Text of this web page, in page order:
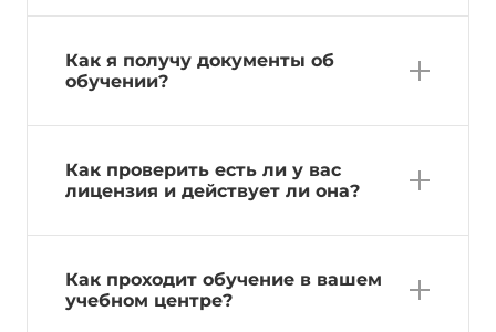
Как я получу документы об
обучении?
Как проверить есть ли у вас
лицензия и действует ли она?
Как проходит обучение в вашем
учебном центре?